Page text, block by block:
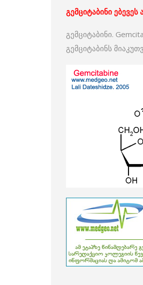
გემციტაბინი
გემციტაბინი.
გემციტაბინს